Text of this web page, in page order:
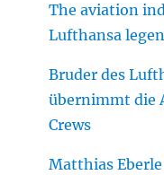
The aviation
Lufthansa
Bruder des
übernimmt die
Crews
Matthias